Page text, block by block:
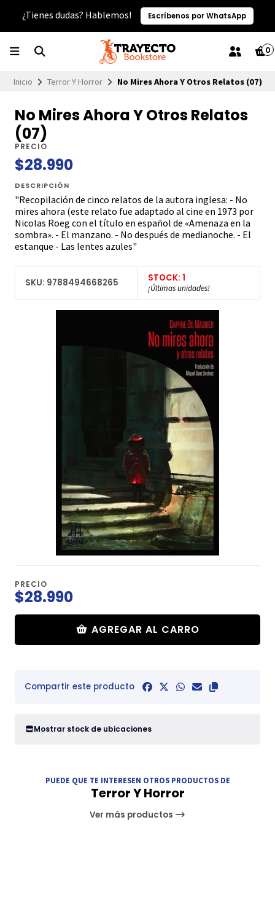
¿Tienes dudas? Hablemos! Escríbenos por WhatsApp
0
Inicio Terror Y Horror No Mires Ahora Y Otros Relatos (07)
No Mires Ahora Y Otros Relatos
(07)
PRECIO
$28.990
DESCRIPCIÓN
"Recopilación de cinco relatos de la autora inglesa: - No
mires ahora (este relato fue adaptado al cine en 1973 por
Nicolas Roeg con el título en español de «Amenaza en la
sombra». - El manzano. - No después de medianoche. - El
estanque - Las lentes azules"
SKU: 9788494668265 STOCK: 1
¡Últimas unidades!
PRECIO
$28.990
AGREGAR AL CARRO
Compartir este producto
Mostrar stock de ubicaciones
PUEDE QUE TE INTERESEN OTROS PRODUCTOS DE
Terror Y Horror
Ver más productos